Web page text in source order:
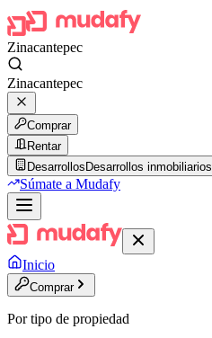
Zinacantepec
Zinacantepec
Comprar
Rentar
Desarrollos Desarrollos inmobiliarios
Súmate a Mudafy
Inicio
Comprar
Por tipo de propiedad